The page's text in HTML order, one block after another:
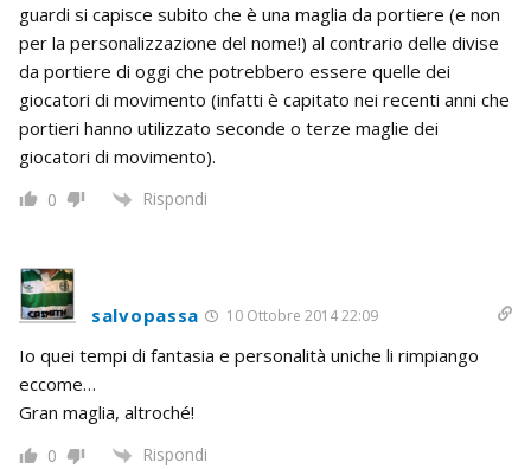
guardi si capisce subito che è una maglia da portiere (e non
per la personalizzazione del nome!) al contrario delle divise
da portiere di oggi che potrebbero essere quelle dei
giocatori di movimento (infatti è capitato nei recenti anni che
portieri hanno utilizzato seconde o terze maglie dei
giocatori di movimento).
0 Rispondi
salvopassa 10 Ottobre 2014 22:09
Io quei tempi di fantasia e personalità uniche li rimpiango
eccome…
Gran maglia, altroché!
0 Rispondi